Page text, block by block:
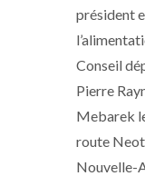
président
Conseil
Pierre
Mebarek
route
Nouvelle-